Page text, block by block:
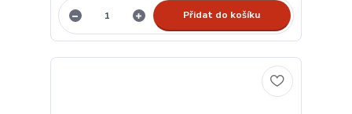
Přidat do košíku